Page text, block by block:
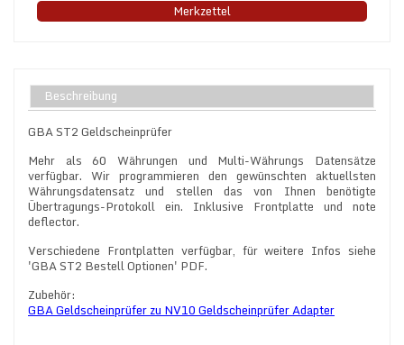
Merkzettel
Beschreibung
GBA ST2 Geldscheinprüfer
Mehr als 60 Währungen und Multi-Währungs Datensätze
verfügbar. Wir programmieren den gewünschten aktuellsten
Währungsdatensatz und stellen das von Ihnen benötigte
Übertragungs-Protokoll ein. Inklusive Frontplatte und note
deflector.
Verschiedene Frontplatten verfügbar, für weitere Infos siehe
'GBA ST2 Bestell Optionen' PDF.
Zubehör:
GBA Geldscheinprüfer zu NV10 Geldscheinprüfer Adapter